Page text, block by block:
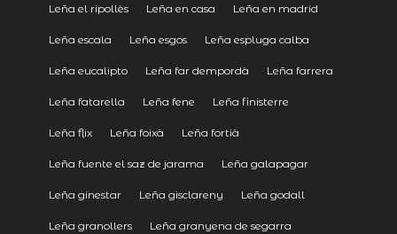
Leña el ripollès Leña en casa Leña en madrid
Leña escala Leña esgos Leña espluga calba
Leña eucalipto Leña far dempordà Leña farrera
Leña fatarella Leña fene Leña finisterre
Leña flix Leña foixà Leña fortià
Leña fuente el saz de jarama Leña galapagar
Leña ginestar Leña gisclareny Leña godall
Leña granollers Leña granyena de segarra